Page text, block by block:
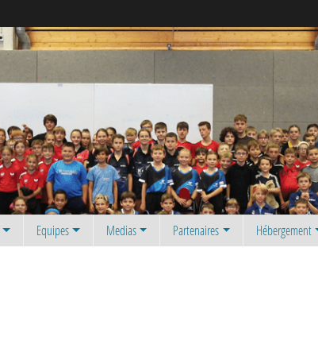
Equipes Medias Partenaires Hébergement